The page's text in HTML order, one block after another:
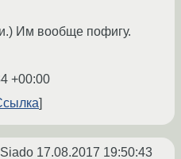
Им вообще пофигу.
+00:00
17.08.2017 19:50:43